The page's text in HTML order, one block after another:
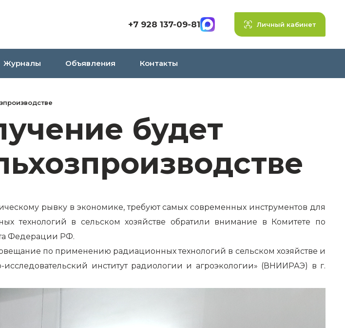
+7 928 137-09-81 Личный кабинет
Журналы Объявления Контакты
будет
рывку в экономике, требуют самых современных инструментов для
технологий в сельском хозяйстве обратили внимание в Комитете по
Федерации РФ.
по применению радиационных технологий в сельском хозяйстве и
институт радиологии и агроэкологии» (ВНИИРАЭ) в г.